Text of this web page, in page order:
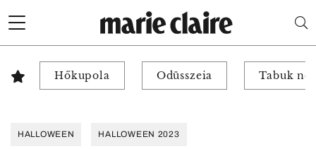
Hőkupola Odüsszeia Tabuk
HALLOWEEN HALLOWEEN 2023